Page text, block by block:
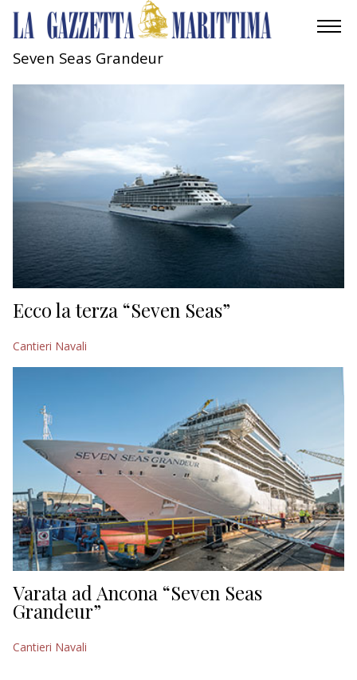
INDUSTRIA
RICERCA
ECONOMIA
TURISMO
CULTURA
NAUTICA
Seven Seas Grandeur
Ecco la terza “Seven Seas”
Cantieri Navali
Varata ad Ancona “Seven Seas
Grandeur”
Cantieri Navali